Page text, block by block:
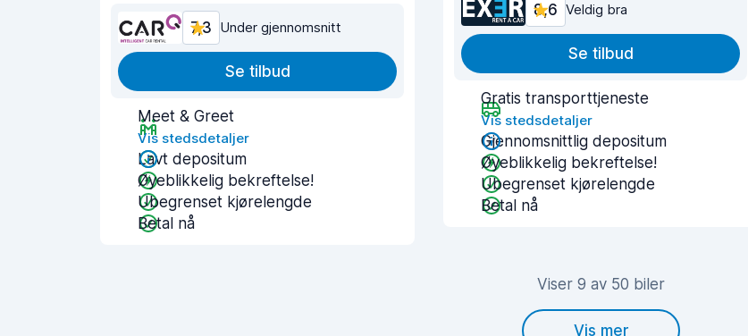
7,3 Under gjennomsnitt
Se tilbud
Meet & Greet
Vis stedsdetaljer
Lavt depositum
Øyeblikkelig bekreftelse!
Ubegrenset kjørelengde
Betal nå
8,6 Veldig bra
Se tilbud
Gratis transporttjeneste
Vis stedsdetaljer
Gjennomsnittlig depositum
Øyeblikkelig bekreftelse!
Ubegrenset kjørelengde
Betal nå
Viser 9 av 50 biler
Vis mer